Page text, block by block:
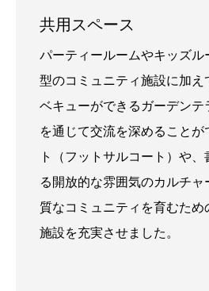
共用スペース
パーティールームやキッズル
型のコミュニティ施設に加え
ベキューができるガーデンテ
を通じて交流を深めることが
ト（フットサルコート）や、
る開放的な雰囲気のカルチャ
質なコミュニティを育むため
施設を充実させました。